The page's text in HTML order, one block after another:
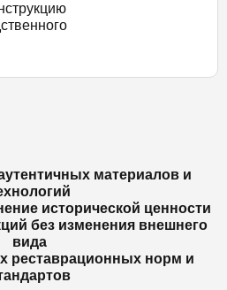
материалов и
исторической ценности
без изменения внешнего
вида
реставрационных норм и